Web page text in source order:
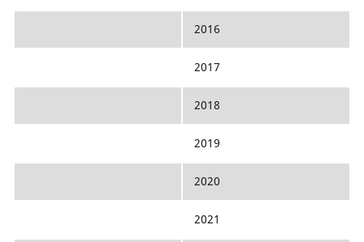
2016
2017
2018
2019
2020
2021